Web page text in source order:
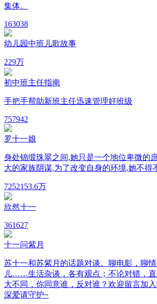
集体。
163038
幼儿园中班儿歌故事
229万
初中班主任指南
手把手帮助新班主任迅速管理好班级
757942
罗十一娘
身处锦缎珠翠之间,她只是一个地位卑微的
大的家族阴谋,为了改变自身的环境,她不得
7252153.6万
欣然十一
361627
十一问紫月
苏十一和苏紫月的话题对谈。聊电影，聊
儿……生活杂谈，各有观点；不论对错，
大不同，你同意谁，反对谁？欢迎留言加入
深爱请守护~